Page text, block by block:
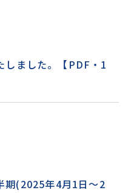
しました。【PDF・1
期(2025年4月1日～2